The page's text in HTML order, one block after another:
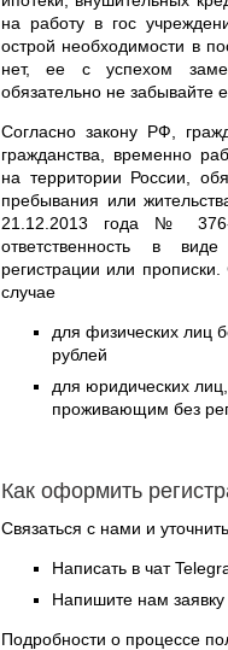
на работу в гос
острой необходимости в
нет, ее с успехом
обязательно не забывайте
Согласно закону РФ,
гражданства, временно
на территории России,
пребывания или
21.12.2013 года № 376-
ответственность в
регистрации или
случае
для физических лиц
рублей
для юридических
проживающим без
Как оформить
Связаться с нами и
Написать в чат
Напишите нам
Подробности о процессе